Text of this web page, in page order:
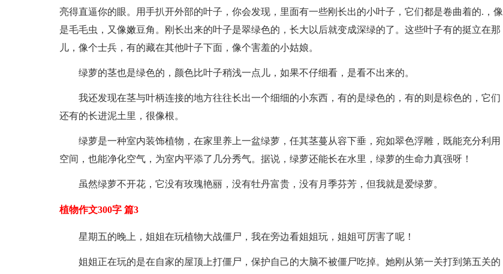
亮得直逼你的眼。用手扒开外部的叶子，你会发现，里面有一些刚长出的小叶子，它们都是卷曲着的.，像
是毛毛虫，又像嫩豆角。刚长出来的叶子是翠绿色的，长大以后就变成深绿的了。这些叶子有的挺立在那
儿，像个士兵，有的藏在其他叶子下面，像个害羞的小姑娘。
绿萝的茎也是绿色的，颜色比叶子稍浅一点儿，如果不仔细看，是看不出来的。
我还发现在茎与叶柄连接的地方往往长出一个细细的小东西，有的是绿色的，有的则是棕色的，它们
还有的长进泥土里，很像根。
绿萝是一种室内装饰植物，在家里养上一盆绿萝，任其茎蔓从容下垂，宛如翠色浮雕，既能充分利用
空间，也能净化空气，为室内平添了几分秀气。据说，绿萝还能长在水里，绿萝的生命力真强呀！
虽然绿萝不开花，它没有玫瑰艳丽，没有牡丹富贵，没有月季芬芳，但我就是爱绿萝。
植物作文300字 篇3
星期五的晚上，姐姐在玩植物大战僵尸，我在旁边看姐姐玩，姐姐可厉害了呢！
姐姐正在玩的是在自家的屋顶上打僵尸，保护自己的大脑不被僵尸吃掉。她刚从第一关打到第五关的